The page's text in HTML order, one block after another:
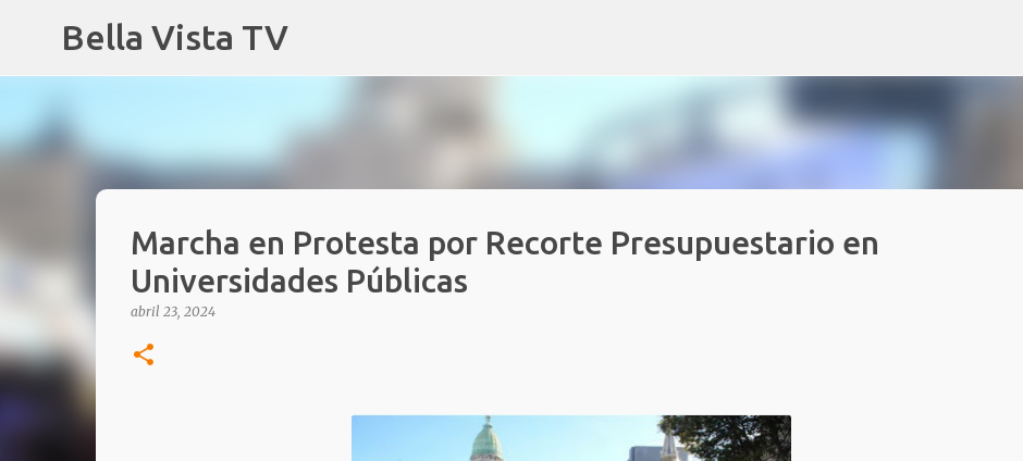
Bella Vista TV
Marcha en Protesta por Recorte Presupuestario en
Universidades Públicas
abril 23, 2024